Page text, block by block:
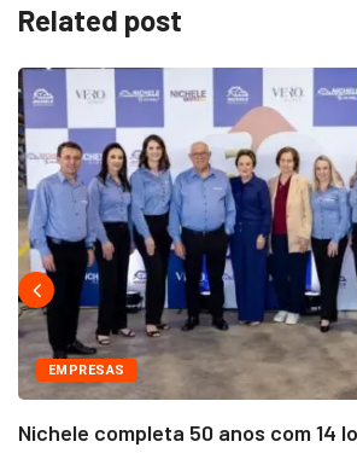
Related post
EMPRESAS
Nichele completa 50 anos com 14